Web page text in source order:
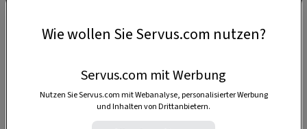
Wie wollen Sie Servus.com nutzen?
Servus.com mit Werbung
Nutzen Sie Servus.com mit Webanalyse, personalisierter Werbung
und Inhalten von Drittanbietern.